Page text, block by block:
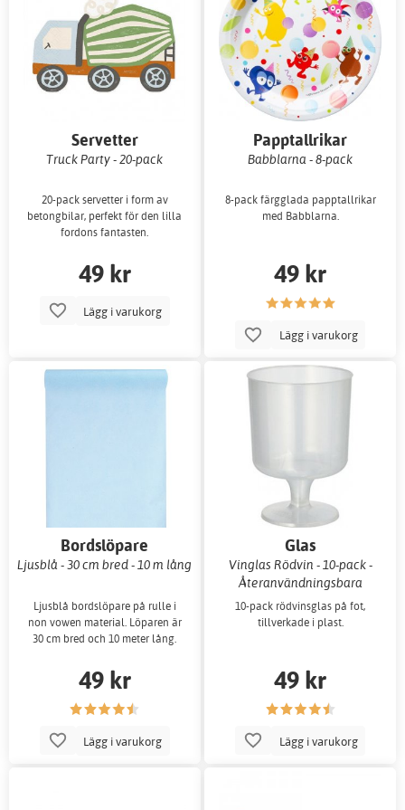
Servetter
Truck Party - 20-pack
20-pack servetter i form av
betongbilar, perfekt för den lilla
fordons fantasten.
49 kr
Lägg i varukorg
Papptallrikar
Babblarna - 8-pack
8-pack färgglada papptallrikar
med Babblarna.
49 kr
Lägg i varukorg
Bordslöpare
Ljusblå - 30 cm bred - 10 m lång
Ljusblå bordslöpare på rulle i
non vowen material. Löparen är
30 cm bred och 10 meter lång.
49 kr
Lägg i varukorg
Glas
Vinglas Rödvin - 10-pack -
Återanvändningsbara
10-pack rödvinsglas på fot,
tillverkade i plast.
49 kr
Lägg i varukorg